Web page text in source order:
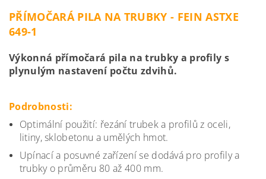
PŘÍMOČARÁ PILA NA TRUBKY - FEINASTXE
649-1
Výkonná přímočará pila na trubky a profily s
plynulým nastavení počtu zdvihů.
Podrobnosti:
Optimální použití: řezání trubek a profilů z oceli,
litiny, sklobetonu a umělých hmot.
Upínací a posuvné zařízení se dodává pro profily a
trubky o průměru 80 až 400 mm.